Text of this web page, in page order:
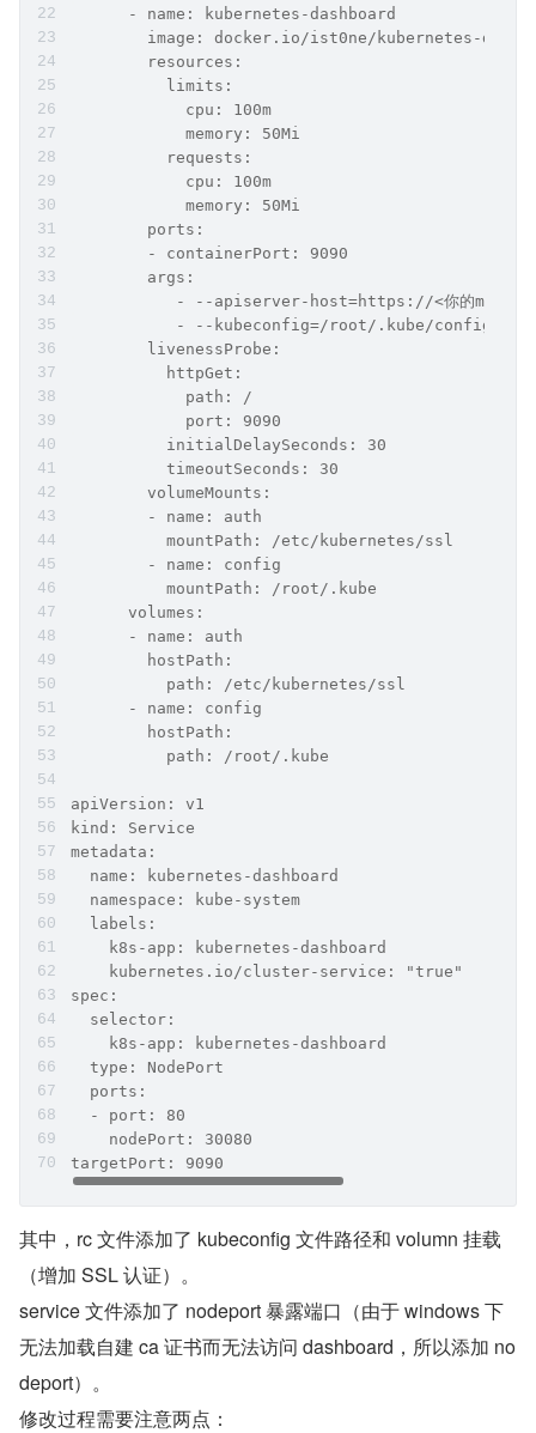
      - name: kubernetes-dashboard
image: docker.io/ist0ne/kubernetes-
        resources:
          limits:
            cpu: 100m
            memory: 50Mi
          requests:
            cpu: 100m
            memory: 50Mi
        ports:
        - containerPort: 9090
        args:
- --apiserver-host=https://<你的master
           - --kubeconfig=/root/.kube/config
        livenessProbe:
          httpGet:
            path: /
            port: 9090
          initialDelaySeconds: 30
          timeoutSeconds: 30
        volumeMounts:
        - name: auth
          mountPath: /etc/kubernetes/ssl
        - name: config
          mountPath: /root/.kube
      volumes:
      - name: auth
        hostPath:
          path: /etc/kubernetes/ssl
      - name: config
        hostPath:
          path: /root/.kube
apiVersion: v1
kind: Service
metadata:
  name: kubernetes-dashboard
  namespace: kube-system
  labels:
    k8s-app: kubernetes-dashboard
    kubernetes.io/cluster-service: "true"
spec:
  selector:
    k8s-app: kubernetes-dashboard
  type: NodePort
  ports:
  - port: 80
    nodePort: 30080
targetPort: 9090
其中，rc 文件添加了 kubeconfig 文件路径和 volumn 挂载
（增加 SSL 认证）。
service 文件添加了 nodeport 暴露端口（由于 windows 下
无法加载自建 ca 证书而无法访问 dashboard，所以添加 no
deport）。
修改过程需要注意两点：